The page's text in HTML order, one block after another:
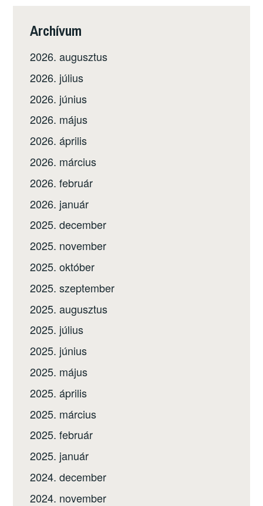
Archívum
2026. augusztus
2026. július
2026. június
2026. május
2026. április
2026. március
2026. február
2026. január
2025. december
2025. november
2025. október
2025. szeptember
2025. augusztus
2025. július
2025. június
2025. május
2025. április
2025. március
2025. február
2025. január
2024. december
2024. november